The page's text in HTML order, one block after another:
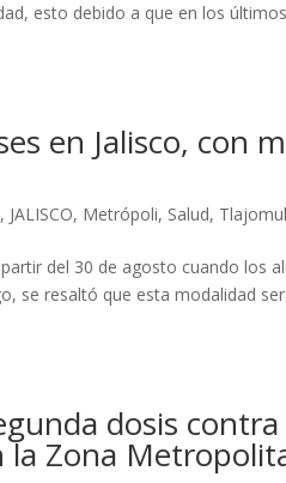
esto debido a que en los
en Jalisco, con
, JALISCO, Metrópoli, Salud,
del 30 de agosto cuando los
se resaltó que esta modalidad
dosis
la Zona